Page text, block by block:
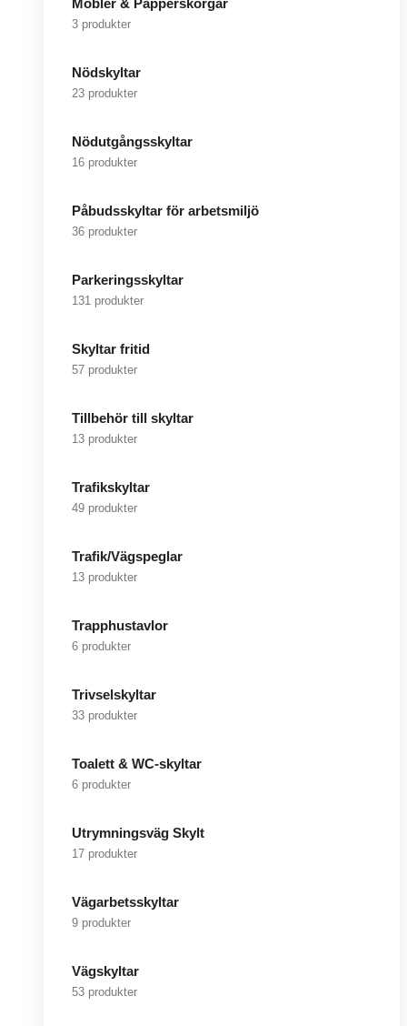
3 produkter
Nödskyltar
23 produkter
Nödutgångsskyltar
16 produkter
Påbudsskyltar för arbetsmiljö
36 produkter
Parkeringsskyltar
131 produkter
Skyltar fritid
57 produkter
Tillbehör till skyltar
13 produkter
Trafikskyltar
49 produkter
Trafik/Vägspeglar
13 produkter
Trapphustavlor
6 produkter
Trivselskyltar
33 produkter
Toalett & WC-skyltar
6 produkter
Utrymningsväg Skylt
17 produkter
Vägarbetsskyltar
9 produkter
Vägskyltar
53 produkter